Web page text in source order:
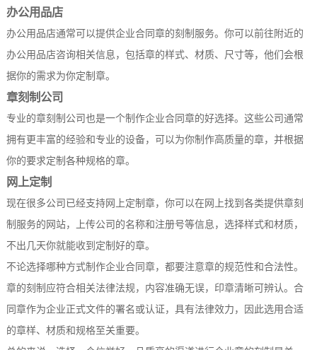
办公用品店
办公用品店通常可以提供企业合同章的刻制服务。你可以前往附近的
办公用品店咨询相关信息，包括章的样式、材质、尺寸等，他们会根
据你的需求为你定制章。
章刻制公司
专业的章刻制公司也是一个制作企业合同章的好选择。这些公司通常
拥有更丰富的经验和专业的设备，可以为你制作高质量的章，并根据
你的要求定制各种规格的章。
网上定制
现在很多公司已经支持网上定制章，你可以在网上找到各类提供章刻
制服务的网站，上传公司的名称和注册号等信息，选择样式和材质，
不出几天你就能收到定制好的章。
不论选择哪种方式制作企业合同章，都要注意章的规范性和合法性。
章的刻制应符合相关法律法规，内容准确无误，印章清晰可辨认。合
同章作为企业正式文件的署名或认证，具有法律效力，因此选用合适
的章样、材质和规格至关重要。